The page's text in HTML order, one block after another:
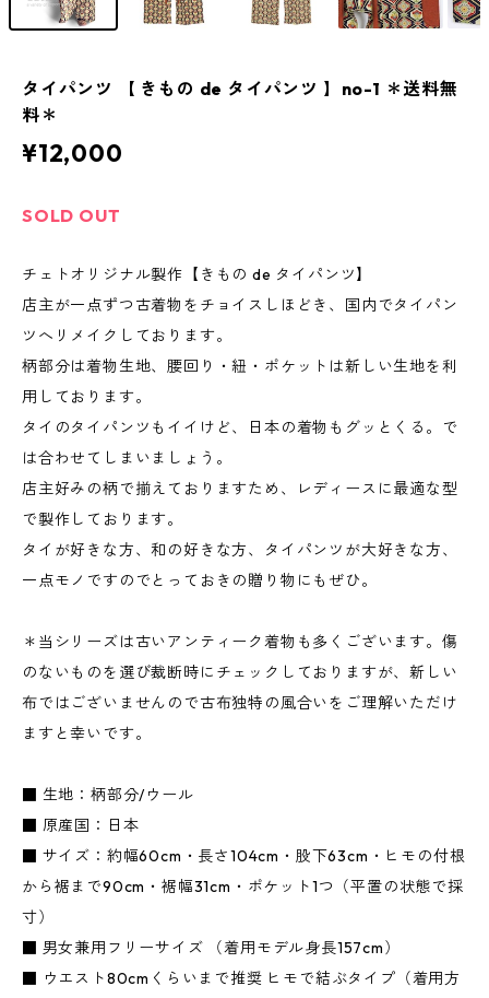
タイパンツ 【 きもの de タイパンツ 】no-1 ＊送料無
料＊
¥12,000
SOLD OUT
チェトオリジナル製作【きもの de タイパンツ】
店主が一点ずつ古着物をチョイスしほどき、国内でタイパン
ツへリメイクしております。
柄部分は着物生地、腰回り・紐・ポケットは新しい生地を利
用しております。
タイのタイパンツもイイけど、日本の着物もグッとくる。で
は合わせてしまいましょう。
店主好みの柄で揃えておりますため、レディースに最適な型
で製作しております。
タイが好きな方、和の好きな方、タイパンツが大好きな方、
一点モノですのでとっておきの贈り物にもぜひ。
＊当シリーズは古いアンティーク着物も多くございます。傷
のないものを選び裁断時にチェックしておりますが、新しい
布ではございませんので古布独特の風合いをご理解いただけ
ますと幸いです。
■ 生地：柄部分/ウール
■ 原産国：日本
■ サイズ：約幅60cm・長さ104cm・股下63cm・ヒモの付根
から裾まで90cm・裾幅31cm・ポケット1つ（平置の状態で採
寸）
■ 男女兼用フリーサイズ （着用モデル身長157cm）
■ ウエスト80cmくらいまで推奨 ヒモで結ぶタイプ（着用方